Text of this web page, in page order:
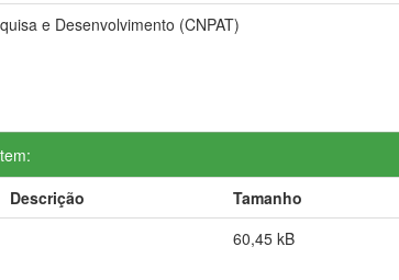
e Desenvolvimento (CNPAT)
Descrição Tamanho
60,45 kB